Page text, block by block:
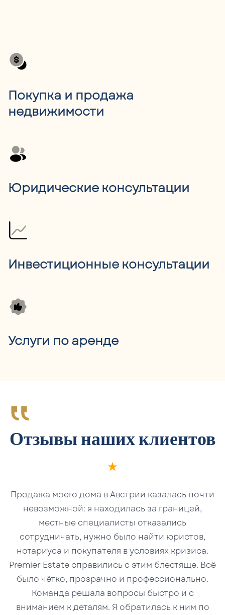
Покупка и продажа
недвижимости
Юридические консультации
Инвестиционные консультации
Услуги по аренде
Отзывы наших клиентов
Продажа моего дома в Австрии казалась почти
невозможной: я находилась за границей,
местные специалисты отказались
сотрудничать, нужно было найти юристов,
нотариуса и покупателя в условиях кризиса.
Premier Estate справились с этим блестяще. Всё
было чётко, прозрачно и профессионально.
Команда решала вопросы быстро и с
вниманием к деталям. Я обратилась к ним по